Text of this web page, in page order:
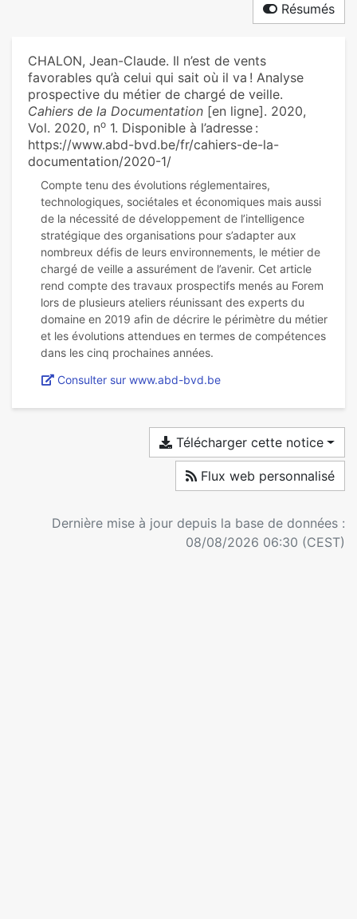
Résumés
CHALON, Jean-Claude. Il n’est de vents
favorables qu’à celui qui sait où il va ! Analyse
prospective du métier de chargé de veille.
Cahiers de la Documentation [en ligne]. 2020,
Vol. 2020, no 1. Disponible à l’adresse :
https://www.abd-bvd.be/fr/cahiers-de-la-
documentation/2020-1/
Compte tenu des évolutions réglementaires,
technologiques, sociétales et économiques mais aussi
de la nécessité de développement de l’intelligence
stratégique des organisations pour s’adapter aux
nombreux défis de leurs environnements, le métier de
chargé de veille a assurément de l’avenir. Cet article
rend compte des travaux prospectifs menés au Forem
lors de plusieurs ateliers réunissant des experts du
domaine en 2019 afin de décrire le périmètre du métier
et les évolutions attendues en termes de compétences
Consulter sur www.abd-bvd.be
Télécharger cette notice
Flux web personnalisé
Dernière mise à jour depuis la base de données :
08/08/2026 06:30 (CEST)